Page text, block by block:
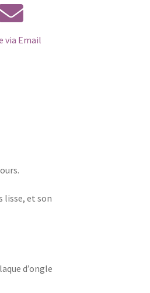
via Email
lisse, et son
d’ongle